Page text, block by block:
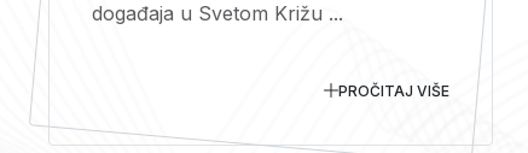
događaja u Svetom Križu ...
PROČITAJ VIŠE